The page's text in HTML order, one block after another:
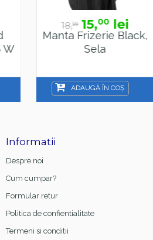
15,00 lei
Manta Frizerie Black,
ADAUGĂ ÎN COȘ
Informatii
Despre noi
Cum cumpar?
Formular retur
Politica de confientialitate
Termeni si conditii